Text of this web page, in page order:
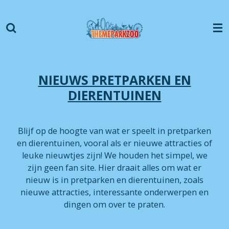
direct
naar
NIEUWS PRETPARKEN EN
DIERENTUINEN
Blijf op de hoogte van wat er speelt in pretparken
en dierentuinen, vooral als er nieuwe attracties of
leuke nieuwtjes zijn! We houden het simpel, we
zijn geen fan site. Hier draait alles om wat er
nieuw is in pretparken en dierentuinen, zoals
nieuwe attracties, interessante onderwerpen en
dingen om over te praten.